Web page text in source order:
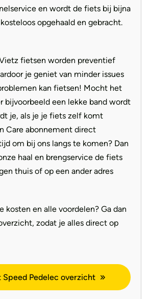
en wordt de fiets bij bijna
opgehaald en gebracht.
fietsen worden preventief
je geniet van minder issues
kan fietsen! Mocht het
bijvoorbeeld een lekke band wordt
je, als je je fiets zelf komt
Care abonnement direct
om bij ons langs te komen? Dan
haal en brengservice de fiets
thuis of op een ander adres
kosten en alle voordelen? Ga dan
zodat je alles direct op
Speed Pedelec overzicht